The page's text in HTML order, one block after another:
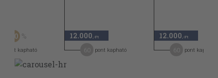
60
pont kapható
12.000 ,-Ft
pont kapható
12.000 ,-Ft
pont kapható